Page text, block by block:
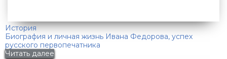
История
Биография и личная жизнь Ивана Федорова, успех
русского первопечатника
Читать далее